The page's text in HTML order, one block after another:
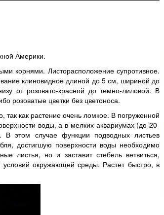
Америки.
корнями. Листорасположение супротивное.
клиновидное длиной до 5 см, шириной до
от розовато-красной до темно-лиловой. В
розоватые цветки без цветоноса.
как растение очень ломкое. В погруженной
воды, а в мелких аквариумах (до 20-
этом случае функции подводных листьев
достигшую поверхности воды необходимо
листья, но и заставит стебель ветвиться,
окружающей среды. Растет быстро, в